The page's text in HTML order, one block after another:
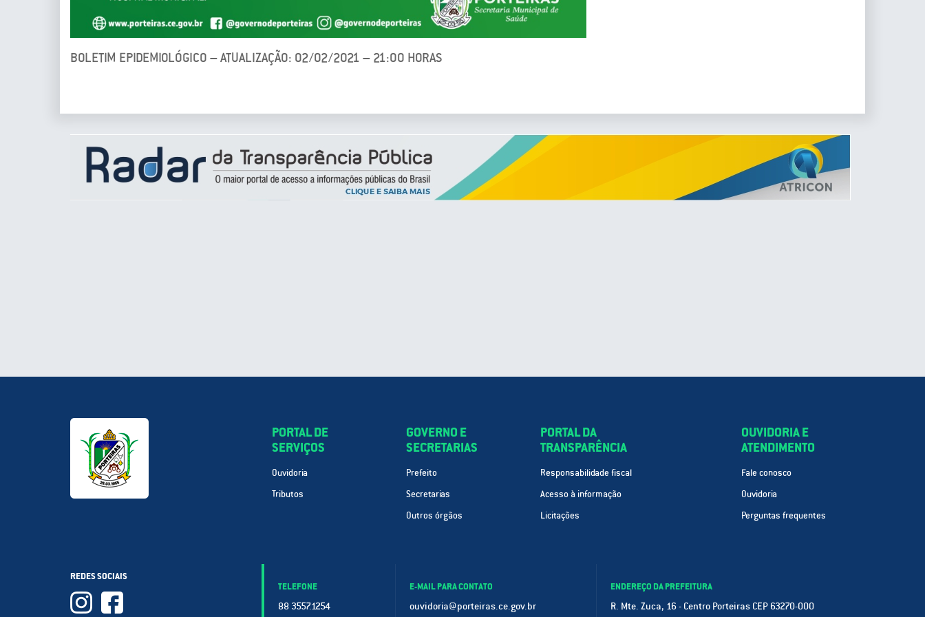
BOLETIM EPIDEMIOLÓGICO – ATUALIZAÇÃO: 02/02/2021 – 21:00 HORAS
PORTAL DE
SERVIÇOS
Ouvidoria
Tributos
GOVERNO E
SECRETARIAS
Prefeito
Secretarias
Outros órgãos
PORTAL DA
TRANSPARÊNCIA
Responsabilidade fiscal
Acesso à informação
Licitações
OUVIDORIA E
ATENDIMENTO
Fale conosco
Ouvidoria
Perguntas frequentes
REDES SOCIAIS
TELEFONE
88 3557.1254
E-MAIL PARA CONTATO
ouvidoria@porteiras.ce.gov.br
ENDEREÇO DA PREFEITURA
R. Mte. Zuca, 16 - Centro Porteiras CEP 63270-000